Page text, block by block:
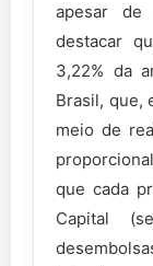
apesar de
destacar
3,22% da
Brasil, que,
meio de
que cada
Capital